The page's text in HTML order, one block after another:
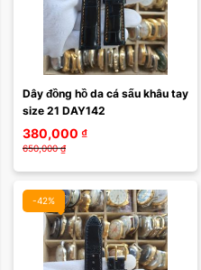
Dây đồng hồ da cá sấu khâu tay
size 21 DAY142
380,000 ₫
650,000 ₫
-42%